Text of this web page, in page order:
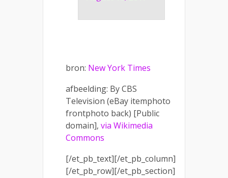
bron: New York Times
afbeelding: By CBS
Television (eBay itemphoto
frontphoto back) [Public
domain], via Wikimedia
Commons
[/et_pb_text][/et_pb_column]
[/et_pb_row][/et_pb_section]